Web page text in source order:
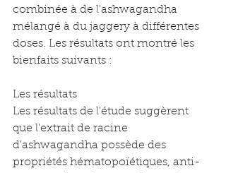
combinée à de l'ashwagandha
mélangé à du jaggery à différentes
doses. Les résultats ont montré les
bienfaits suivants :
Les résultats
Les résultats de l'étude suggèrent
que l'extrait de racine
d'ashwagandha possède des
propriétés hématopoïétiques, anti-